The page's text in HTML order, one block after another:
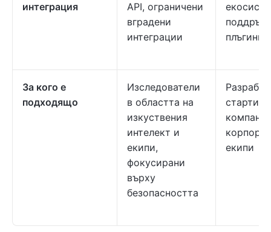
интеграция
API, ограничени
вградени
интеграции
плъгини
За кого е
подходящо
Изследователи
в областта на
изкуствения
интелект и
екипи,
фокусирани
върху
безопасността
екипи